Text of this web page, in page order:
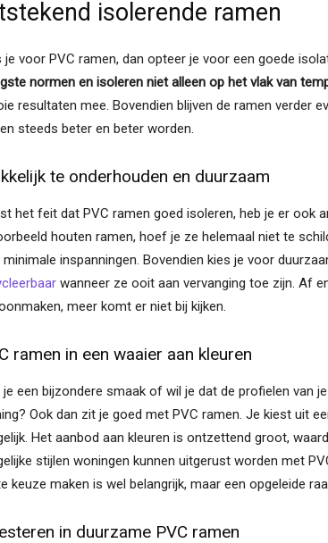
isolerende ramen
je voor PVC ramen, dan opteer je voor een goede
normen en isoleren niet alleen op het vlak van
resultaten mee. Bovendien blijven de ramen verder
steeds beter en beter worden.
te onderhouden en duurzaam
het feit dat PVC ramen goed isoleren, heb je er ook
houten ramen, hoef je ze helemaal niet te
inspanningen. Bovendien kies je voor
wanneer ze ooit aan vervanging toe zijn. Af
meer komt er niet bij kijken.
ramen in een waaier aan kleuren
je een bijzondere smaak of wil je dat de profielen van
Ook dan zit je goed met PVC ramen. Je kiest uit
Het aanbod aan kleuren is ontzettend groot,
stijlen woningen kunnen uitgerust worden met
keuze maken is wel belangrijk, maar een opgeleide
in duurzame PVC ramen